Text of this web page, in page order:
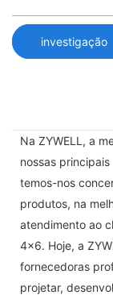
investigação
Na ZYWELL, a
nossas
temos-nos
produtos, na
atendimento ao
4x6. Hoje, a
fornecedoras
projetar,